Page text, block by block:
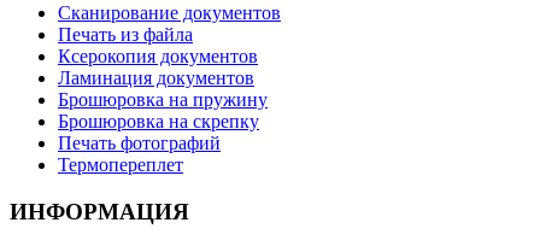
Сканирование документов
Печать из файла
Ксерокопия документов
Ламинация документов
Брошюровка на пружину
Брошюровка на скрепку
Печать фотографий
Термопереплет
ИНФОРМАЦИЯ